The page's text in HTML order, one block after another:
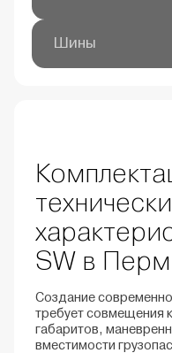
Шины
SW в
Создание
требует совмещения
габаритов,
вместимости